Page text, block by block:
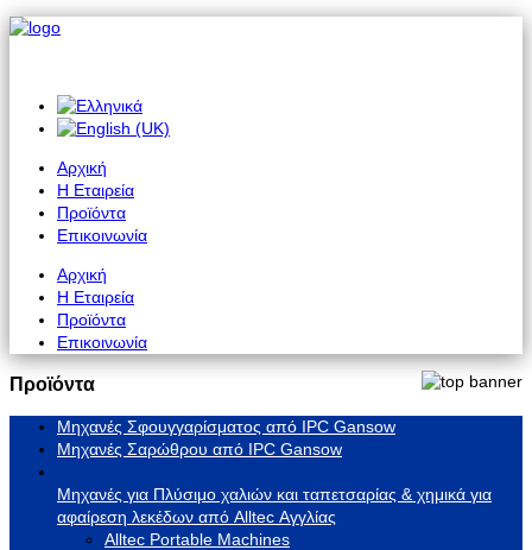
Αρχική
Η Εταιρεία
Προϊόντα
Επικοινωνία
Αρχική
Η Εταιρεία
Προϊόντα
Επικοινωνία
Προϊόντα
Μηχανές Σφουγγαρίσματος από IPC Gansow
Μηχανές Σαρώθρου από IPC Gansow
Μηχανές για Πλύσιμο χαλιών και ταπετσαρίας & χημικά για
αφαίρεση λεκέδων από Alltec Αγγλίας
Alltec Portable Machines